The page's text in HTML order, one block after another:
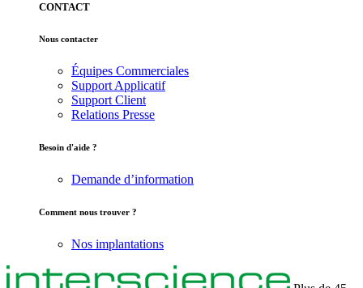
CONTACT
Nous contacter
Équipes Commerciales
Support Applicatif
Support Client
Relations Presse
Besoin d'aide ?
Demande d’information
Comment nous trouver ?
Nos implantations